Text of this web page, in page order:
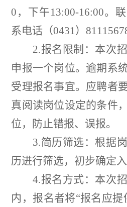
0 ，下午13:00-16:00。
系电话（0431 ）
2.报名限制：本次
申报一个岗位。逾期系
受理报名事宜。应聘者
真阅读岗位设定的条件
位，防止错报、误报。
3.简历筛选：根据
历进行筛选，初步确定入
4.报名方式：本次
内，报名者将“报名应提